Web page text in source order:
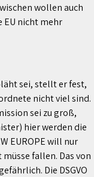
wollen auch
EU nicht mehr
sei, stellt er fest,
nicht viel sind.
sei zu groß,
hier werden die
EUROPE will nur
fallen. Das von
Die DSGVO